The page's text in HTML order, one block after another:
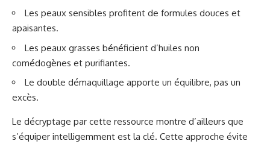
Les peaux sensibles profitent de formules douces et
apaisantes.
Les peaux grasses bénéficient d’huiles non
comédogènes et purifiantes.
Le double démaquillage apporte un équilibre, pas un
excès.
Le décryptage par cette ressource montre d’ailleurs que
s’équiper intelligemment est la clé. Cette approche évite